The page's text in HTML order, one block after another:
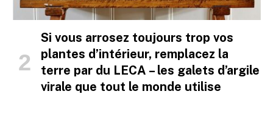
Si vous arrosez toujours trop vos
plantes d’intérieur, remplacez la
terre par du LECA – les galets d’argile
virale que tout le monde utilise